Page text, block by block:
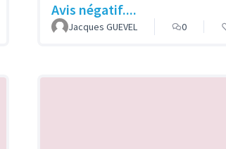
Avis négatif....
Jacques GUEVEL 0